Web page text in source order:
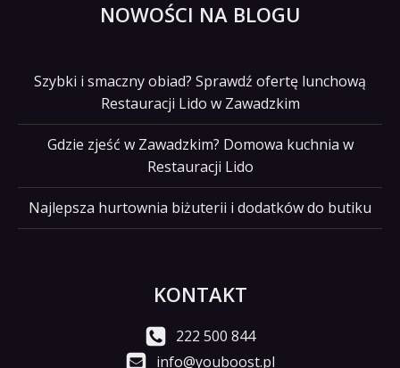
NOWOŚCI NA BLOGU
Szybki i smaczny obiad? Sprawdź ofertę lunchową
Restauracji Lido w Zawadzkim
Gdzie zjeść w Zawadzkim? Domowa kuchnia w
Restauracji Lido
Najlepsza hurtownia biżuterii i dodatków do butiku
KONTAKT
222 500 844
info@youboost.pl